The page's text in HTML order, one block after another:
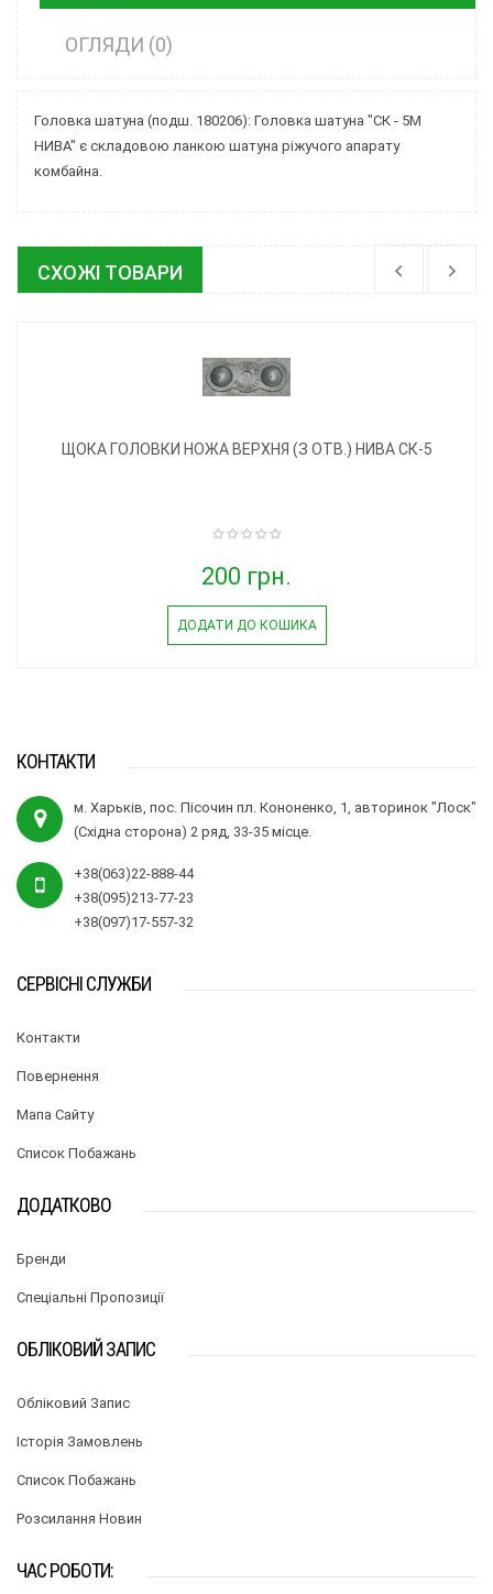
ОГЛЯДИ (0)
Головка шатуна (подш. 180206): Головка шатуна "СК - 5М
НИВА" є складовою ланкою шатуна ріжучого апарату
комбайна.
СХОЖІ ТОВАРИ
ЩОКА ГОЛОВКИ НОЖА ВЕРХНЯ (З ОТВ.) НИВА СК-5
200 грн.
ДОДАТИ ДО КОШИКА
КОНТАКТИ
м. Харьків, пос. Пісочин пл. Кононенко, 1, авторинок "Лоск"
(Східна сторона) 2 ряд, 33-35 місце.
+38(063)22-888-44
+38(095)213-77-23
+38(097)17-557-32
СЕРВІСНІ СЛУЖБИ
Контакти
Повернення
Мапа Сайту
Список Побажань
ДОДАТКОВО
Бренди
Спеціальні Пропозиції
ОБЛІКОВИЙ ЗАПИС
Обліковий Запис
Історія Замовлень
Список Побажань
Розсилання Новин
ЧАС РОБОТИ: